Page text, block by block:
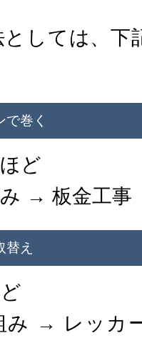
しては、下
巻く
ど
→ 板金工事
え
み → レッカ